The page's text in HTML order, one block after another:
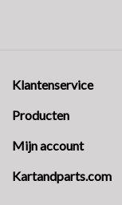
Klantenservice
Producten
Mijn account
Kartandparts.com